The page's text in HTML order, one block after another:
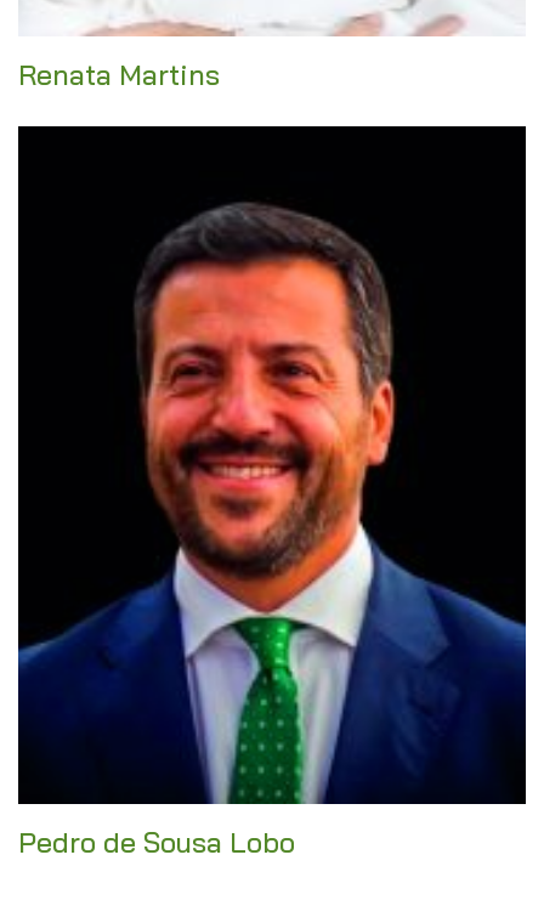
Renata Martins
Pedro de Sousa Lobo